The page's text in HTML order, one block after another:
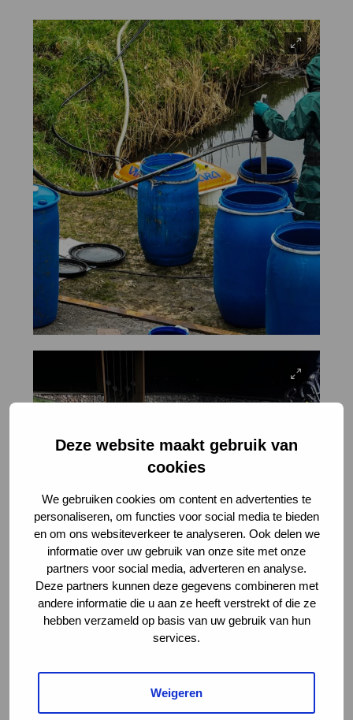
Deze website maakt gebruik van
cookies
We gebruiken cookies om content en advertenties te
personaliseren, om functies voor social media te bieden
en om ons websiteverkeer te analyseren. Ook delen we
informatie over uw gebruik van onze site met onze
partners voor social media, adverteren en analyse.
Deze partners kunnen deze gegevens combineren met
andere informatie die u aan ze heeft verstrekt of die ze
hebben verzameld op basis van uw gebruik van hun
services.
Weigeren